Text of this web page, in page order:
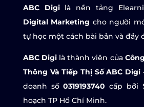
ABC Digilà nền tảng
Digital Marketing cho người
tự học một cách bài bản và đầy
ABC Digilà thành viên của
Thông Và Tiếp Thị Số ABC Digi
doanh số0319193740 cấp bởi
hoạch TP Hồ Chí Minh.